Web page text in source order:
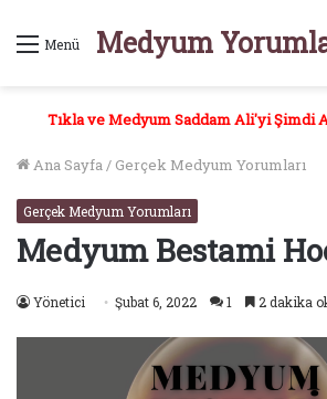
Menü Medyum
Tıkla ve Medyum Saddam Ali'yi Şimdi
Ana Sayfa/ Gerçek Medyum Yorumları
Gerçek Medyum Yorumları
Medyum Bestami
Yönetici Şubat 6, 2022 1 2 dakika